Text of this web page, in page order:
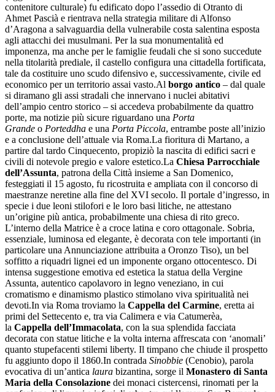
contenitore culturale) fu edificato dopo l’assedio di Otranto di
Ahmet Pascià e rientrava nella strategia militare di Alfonso
d’Aragona a salvaguardia della vulnerabile costa salentina esposta
agli attacchi dei musulmani. Per la sua monumentalità ed
imponenza, ma anche per le famiglie feudali che si sono succedute
nella titolarità prediale, il castello configura una cittadella fortificata,
tale da costituire uno scudo difensivo e, successivamente, civile ed
economico per un territorio assai vasto.Al borgo antico – dal quale
si diramano gli assi stradali che innervano i nuclei abitativi
dell’ampio centro storico – si accedeva probabilmente da quattro
porte, ma notizie più sicure riguardano una Porta
Grande o Porteddha e una Porta Piccola, entrambe poste all’inizio
e a conclusione dell’attuale via Roma.La fioritura di Martano, a
partire dal tardo Cinquecento, propiziò la nascita di edifici sacri e
civili di notevole pregio e valore estetico.La Chiesa Parrocchiale
dell’Assunta, patrona della Città insieme a San Domenico,
festeggiati il 15 agosto, fu ricostruita e ampliata con il concorso di
maestranze neretine alla fine del XVI secolo. Il portale d’ingresso, in
specie i due leoni stilofori e le loro basi litiche, ne attestano
un’origine più antica, probabilmente una chiesa di rito greco.
L’interno della Matrice è a croce latina e coro ottagonale. Sobria,
essenziale, luminosa ed elegante, è decorata con tele importanti (in
particolare una Annunciazione attribuita a Oronzo Tiso), un bel
soffitto a riquadri lignei ed un imponente organo ottocentesco. Di
intensa suggestione emotiva ed estetica la statua della Vergine
Assunta, autentico capolavoro in legno veneziano, in cui
cromatismo e dinamismo plastico stimolano viva spiritualità nei
devoti.In via Roma troviamo la Cappella del Carmine, eretta ai
primi del Settecento e, tra via Calimera e via Catumerèa,
la Cappella dell’Immacolata, con la sua splendida facciata
decorata con statue litiche e la volta interna affrescata con ‘anomali’
quanto stupefacenti stilemi liberty. Il timpano che chiude il prospetto
fu aggiunto dopo il 1860.In contrada Sinobbie (Cenobio), parola
evocativa di un’antica laura bizantina, sorge il Monastero di Santa
Maria della Consolazione dei monaci cistercensi, rinomati per la